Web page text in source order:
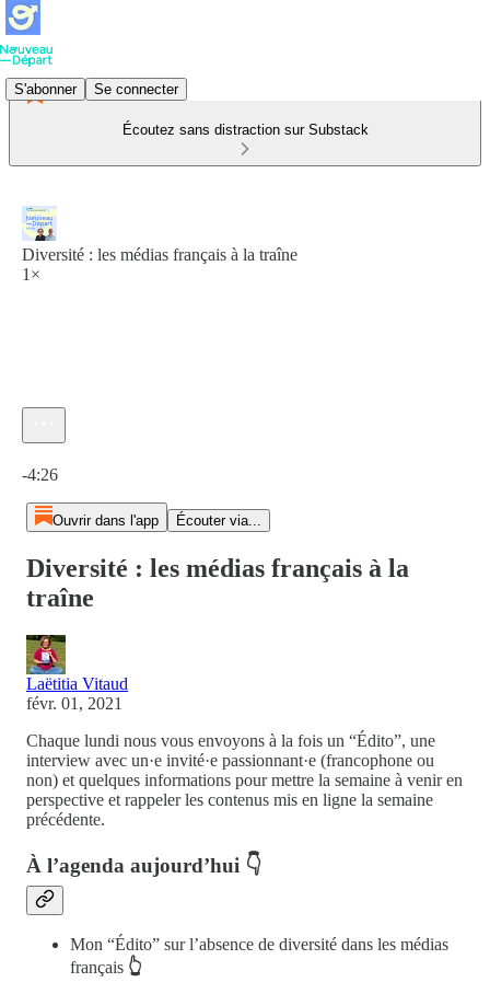
S'abonner Se connecter
Écoutez sans distraction sur Substack
Diversité : les médias français à la traîne
1×
-4:26
Ouvrir dans l'app Écouter via...
Diversité : les médias français à la
traîne
Laëtitia Vitaud
févr. 01, 2021
Chaque lundi nous vous envoyons à la fois un “Édito”, une
interview avec un·e invité·e passionnant·e (francophone ou
non) et quelques informations pour mettre la semaine à venir en
perspective et rappeler les contenus mis en ligne la semaine
précédente.
À l’agenda aujourd’hui 👇
Mon “Édito” sur l’absence de diversité dans les médias
français 👆